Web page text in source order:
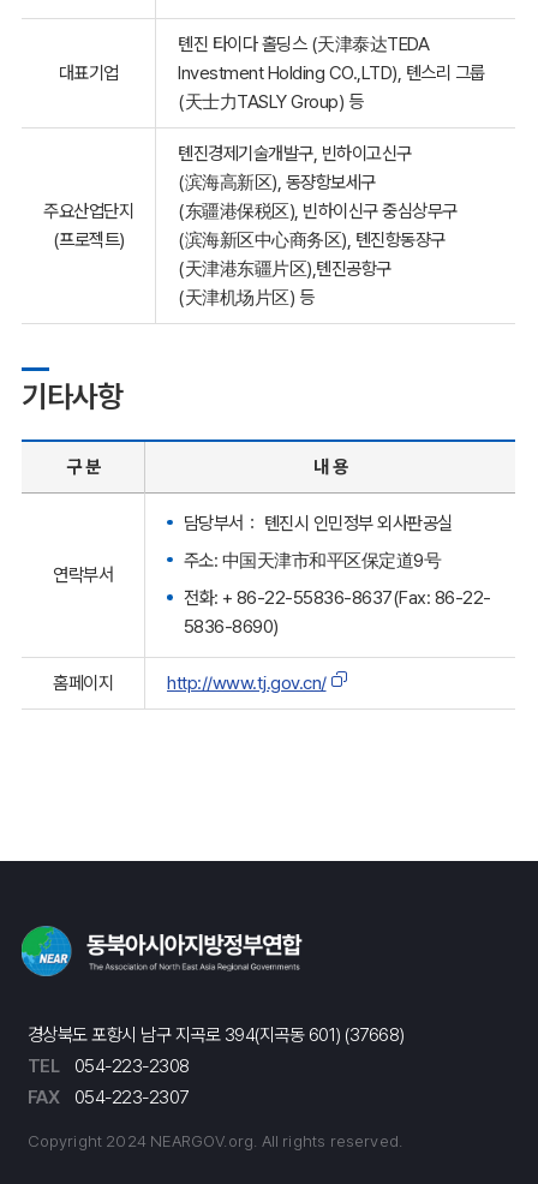
대표기업
톈진 타이다 홀딩스 (天津泰达TEDA
Investment Holding CO.,LTD), 톈스리 그룹
(天士力TASLY Group) 등
주요산업단지
(프로젝트)
톈진경제기술개발구, 빈하이고신구
(滨海高新区), 동쟝항보세구
(东疆港保税区), 빈하이신구 중심상무구
(滨海新区中心商务区), 톈진항동쟝구
(天津港东疆片区),톈진공항구
(天津机场片区) 등
기타사항
구 분 내 용
연락부서
담당부서： 톈진시 인민정부 외사판공실
주소: 中国天津市和平区保定道9号
전화: + 86-22-55836-8637(Fax: 86-22-
5836-8690)
홈페이지 http://www.tj.gov.cn/
경상북도 포항시 남구 지곡로 394(지곡동 601) (37668)
TEL
054-223-2308
FAX
054-223-2307
Copyright 2024 NEARGOV.org. All rights reserved.